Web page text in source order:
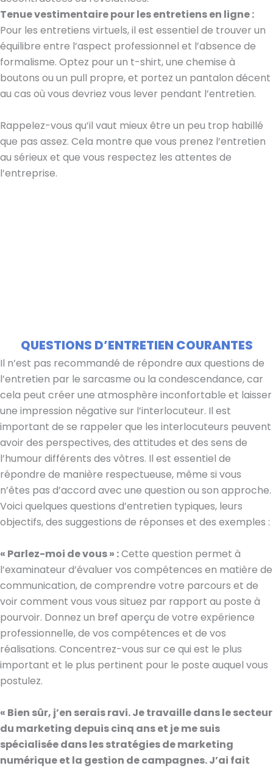
Tenue vestimentaire pour les entretiens en ligne :
Pour les entretiens virtuels, il est essentiel de trouver un
équilibre entre l’aspect professionnel et l’absence de
formalisme. Optez pour un t-shirt, une chemise à
boutons ou un pull propre, et portez un pantalon décent
au cas où vous devriez vous lever pendant l’entretien.
Rappelez-vous qu’il vaut mieux être un peu trop habillé
que pas assez. Cela montre que vous prenez l’entretien
au sérieux et que vous respectez les attentes de
l’entreprise.
QUESTIONS D’ENTRETIEN COURANTES
Il n’est pas recommandé de répondre aux questions de
l’entretien par le sarcasme ou la condescendance, car
cela peut créer une atmosphère inconfortable et laisser
une impression négative sur l’interlocuteur. Il est
important de se rappeler que les interlocuteurs peuvent
avoir des perspectives, des attitudes et des sens de
l’humour différents des vôtres. Il est essentiel de
répondre de manière respectueuse, même si vous
n’êtes pas d’accord avec une question ou son approche.
Voici quelques questions d’entretien typiques, leurs
objectifs, des suggestions de réponses et des exemples :
« Parlez-moi de vous » :Cette question permet à
l’examinateur d’évaluer vos compétences en matière de
communication, de comprendre votre parcours et de
voir comment vous vous situez par rapport au poste à
pourvoir. Donnez un bref aperçu de votre expérience
professionnelle, de vos compétences et de vos
réalisations. Concentrez-vous sur ce qui est le plus
important et le plus pertinent pour le poste auquel vous
postulez.
« Bien sûr, j’en serais ravi. Je travaille dans le secteur
du marketing depuis cinq ans et je me suis
spécialisée dans les stratégies de marketing
numérique et la gestion de campagnes. J’ai fait